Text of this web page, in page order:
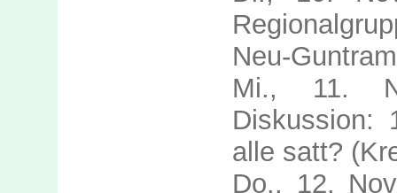
Neu-
Mi., 11.
Diskussion:
alle satt?
Do., 12.